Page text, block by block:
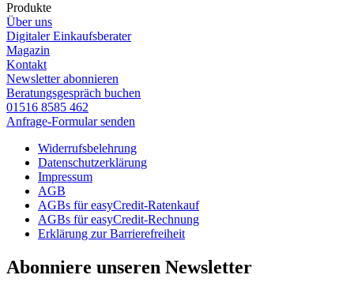
Produkte
Über uns
Digitaler Einkaufsberater
Magazin
Kontakt
Newsletter abonnieren
Beratungsgespräch buchen
01516 8585 462
Anfrage-Formular senden
Widerrufsbelehrung
Datenschutzerklärung
Impressum
AGB
AGBs für easyCredit-Ratenkauf
AGBs für easyCredit-Rechnung
Erklärung zur Barrierefreiheit
Abonniere unseren Newsletter